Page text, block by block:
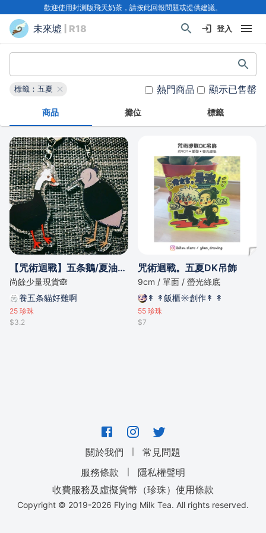
歡迎使用封測版飛天奶茶，請按此回報問題或提供建議。
未來墟 | R18 登入
標籤：五夏 熱門商品 顯示已售罄
商品 攤位 標籤
【咒術迴戰】五条鵝/夏油kiwi鳥DK掛件
尚餘少量現貨🙈
養五条貓好難啊
25 珍珠
$3.2
咒術迴戰。五夏DK吊飾
9cm / 單面 / 螢光綠底
↟ ↟飯櫃☼創作↟ ↟
55 珍珠
$7
關於我們 ｜
常見問題
服務條款
｜
隱私權聲明
收費服務及虛擬貨幣（珍珠）使用條款
Copyright © 2019-2026 Flying Milk Tea. All rights reserved.